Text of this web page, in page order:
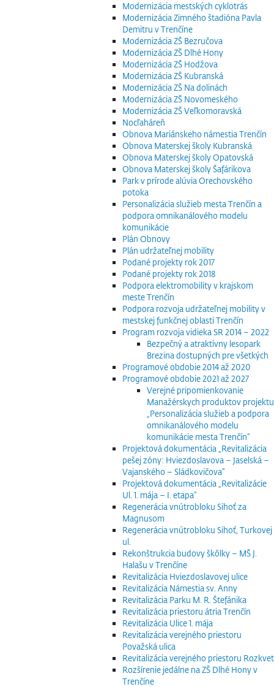
Modernizácia mestských cyklotrás
Modernizácia Zimného štadióna Pavla
Demitru v Trenčíne
Modernizácia ZŠ Bezručova
Modernizácia ZŠ Dlhé Hony
Modernizácia ZŠ Hodžova
Modernizácia ZŠ Kubranská
Modernizácia ZŠ Na dolinách
Modernizácia ZŠ Novomeského
Modernizácia ZŠ Veľkomoravská
Nocľaháreň
Obnova Mariánskeho námestia Trenčín
Obnova Materskej školy Kubranská
Obnova Materskej školy Opatovská
Obnova Materskej školy Šafárikova
Park v prírode alúvia Orechovského
potoka
Personalizácia služieb mesta Trenčín a
podpora omnikanálového modelu
komunikácie
Plán Obnovy
Plán udržateľnej mobility
Podané projekty rok 2017
Podané projekty rok 2018
Podpora elektromobility v krajskom
meste Trenčín
Podpora rozvoja udržateľnej mobility v
mestskej funkčnej oblasti Trenčín
Program rozvoja vidieka SR 2014 – 2022
Bezpečný a atraktívny lesopark
Brezina dostupných pre všetkých
Programové obdobie 2014 až 2020
Programové obdobie 2021 až 2027
Verejné pripomienkovanie
Manažérskych produktov projektu
„Personalizácia služieb a podpora
omnikanálového modelu
komunikácie mesta Trenčín“
Projektová dokumentácia „Revitalizácia
pešej zóny: Hviezdoslavova – Jaselská –
Vajanského – Sládkovičova“
Projektová dokumentácia „Revitalizácie
Ul. 1. mája – I. etapa“
Regenerácia vnútrobloku Sihoť za
Magnusom
Regenerácia vnútrobloku Sihoť, Turkovej
ul.
Rekonštrukcia budovy škôlky – MŠ J.
Halašu v Trenčíne
Revitalizácia Hviezdoslavovej ulice
Revitalizácia Námestia sv. Anny
Revitalizácia Parku M. R. Štefánika
Revitalizácia priestoru átria Trenčín
Revitalizácia Ulice 1. mája
Revitalizácia verejného priestoru
Považská ulica
Revitalizácia verejného priestoru Rozkvet
Rozšírenie jedálne na ZŠ Dlhé Hony v
Trenčíne